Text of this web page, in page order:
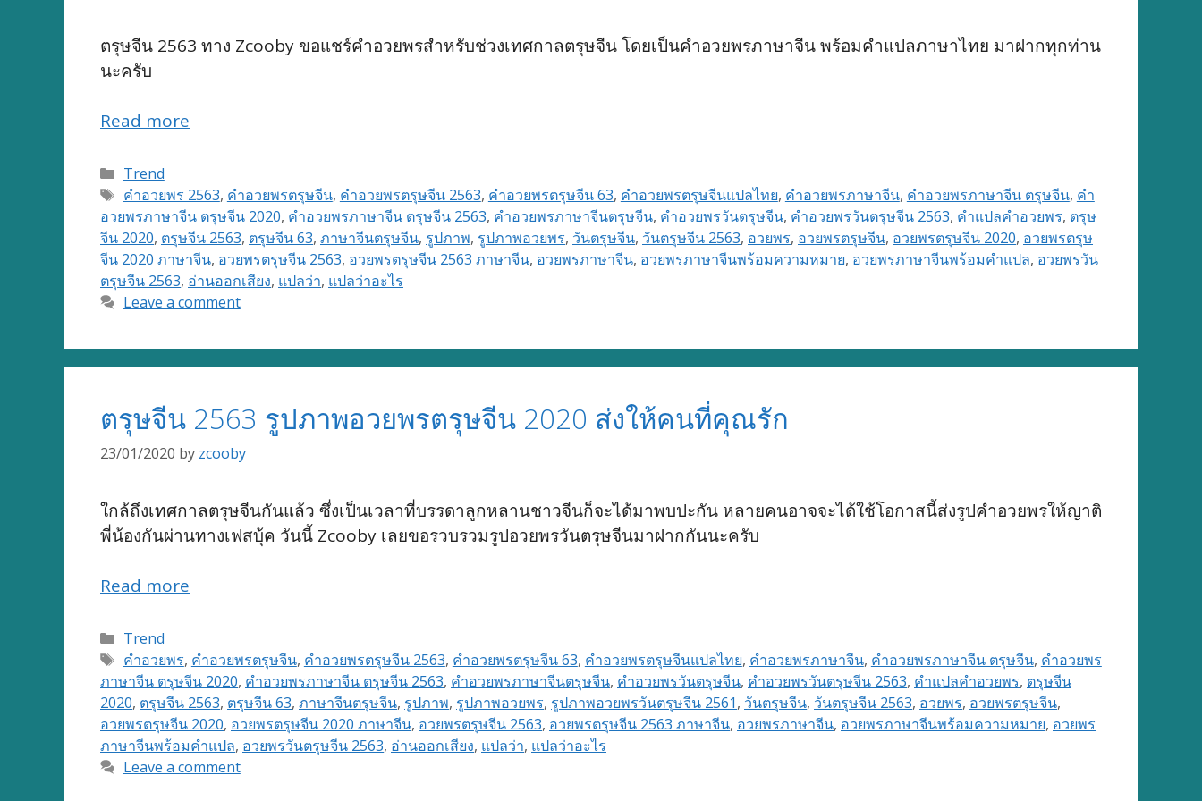
ตรุษจีน 2563 ทาง Zcooby ขอแชร์คำอวยพรสำหรับช่วงเทศกาลตรุษจีน โดยเป็นคำอวยพรภาษาจีน พร้อมคำแปลภาษาไทย มาฝากทุกท่าน
นะครับ
Read more
Categories
Trend
Tags
คำอวยพร 2563, คำอวยพรตรุษจีน, คำอวยพรตรุษจีน 2563, คำอวยพรตรุษจีน 63, คำอวยพรตรุษจีนแปลไทย, คำอวยพรภาษาจีน, คำอวยพรภาษาจีน ตรุษจีน, คำ
อวยพรภาษาจีน ตรุษจีน 2020, คำอวยพรภาษาจีน ตรุษจีน 2563, คำอวยพรภาษาจีนตรุษจีน, คำอวยพรวันตรุษจีน, คำอวยพรวันตรุษจีน 2563, คำแปลคำอวยพร, ตรุษ
จีน 2020, ตรุษจีน 2563, ตรุษจีน 63, ภาษาจีนตรุษจีน, รูปภาพ, รูปภาพอวยพร, วันตรุษจีน, วันตรุษจีน 2563, อวยพร, อวยพรตรุษจีน, อวยพรตรุษจีน 2020, อวยพรตรุษ
จีน 2020 ภาษาจีน, อวยพรตรุษจีน 2563, อวยพรตรุษจีน 2563 ภาษาจีน, อวยพรภาษาจีน, อวยพรภาษาจีนพร้อมความหมาย, อวยพรภาษาจีนพร้อมคำแปล, อวยพรวัน
ตรุษจีน 2563, อ่านออกเสียง, แปลว่า, แปลว่าอะไร
Leave a comment
ตรุษจีน 2563 รูปภาพอวยพรตรุษจีน 2020 ส่งให้คนที่คุณรัก
23/01/2020 by zcooby
ใกล้ถึงเทศกาลตรุษจีนกันแล้ว ซึ่งเป็นเวลาที่บรรดาลูกหลานชาวจีนก็จะได้มาพบปะกัน หลายคนอาจจะได้ใช้โอกาสนี้ส่งรูปคำอวยพรให้ญาติ
พี่น้องกันผ่านทางเฟสบุ้ค วันนี้ Zcooby เลยขอรวบรวมรูปอวยพรวันตรุษจีนมาฝากกันนะครับ
Read more
Categories
Trend
Tags
คำอวยพร, คำอวยพรตรุษจีน, คำอวยพรตรุษจีน 2563, คำอวยพรตรุษจีน 63, คำอวยพรตรุษจีนแปลไทย, คำอวยพรภาษาจีน, คำอวยพรภาษาจีน ตรุษจีน, คำอวยพร
ภาษาจีน ตรุษจีน 2020, คำอวยพรภาษาจีน ตรุษจีน 2563, คำอวยพรภาษาจีนตรุษจีน, คำอวยพรวันตรุษจีน, คำอวยพรวันตรุษจีน 2563, คำแปลคำอวยพร, ตรุษจีน
2020, ตรุษจีน 2563, ตรุษจีน 63, ภาษาจีนตรุษจีน, รูปภาพ, รูปภาพอวยพร, รูปภาพอวยพรวันตรุษจีน 2561, วันตรุษจีน, วันตรุษจีน 2563, อวยพร, อวยพรตรุษจีน,
อวยพรตรุษจีน 2020, อวยพรตรุษจีน 2020 ภาษาจีน, อวยพรตรุษจีน 2563, อวยพรตรุษจีน 2563 ภาษาจีน, อวยพรภาษาจีน, อวยพรภาษาจีนพร้อมความหมาย, อวยพร
ภาษาจีนพร้อมคำแปล, อวยพรวันตรุษจีน 2563, อ่านออกเสียง, แปลว่า, แปลว่าอะไร
Leave a comment